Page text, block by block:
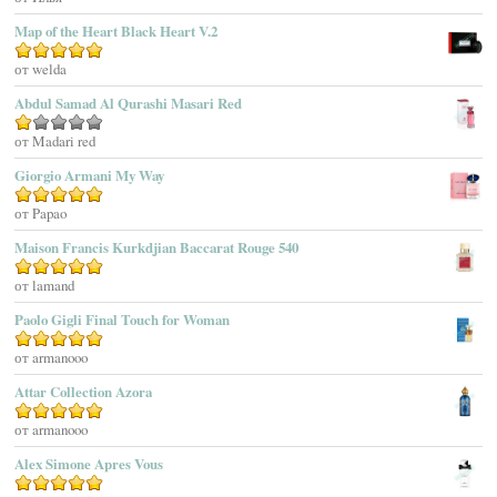
Adidas
Adolfo Dominguez
Adrienne Vittadini
Aedes De Venustas
Aerin Lauder
Aether
Affinessence
Afnan Perfumes
Agatha Ruiz De La Prada
Agatho Parfum
Agent Provocateur
Agnes B
Agonist
Ahjaar
Aigner
Aj Arabia (Widian)
Map of the Heart Black Heart V.2
Оценка5
от welda
Abdul Samad Al Qurashi Masari Red
Оценка
1
из
5
от Madari red
Giorgio Armani My Way
Оценка5
от Papao
Maison Francis Kurkdjian Baccarat Rouge 540
Оценка5из 5
от lamand
Paolo Gigli Final Touch for Woman
Оценка5из 5
от armanooo
Attar Collection Azora
Оценка5из 5
от armanooo
Alex Simone Apres Vous